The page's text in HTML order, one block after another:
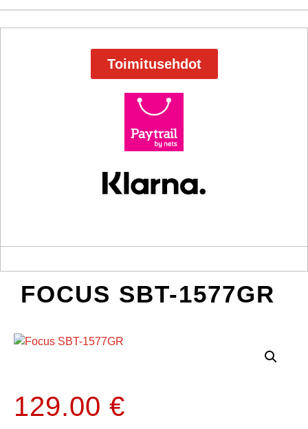
Toimitusehdot
FOCUS SBT-1577GR
129.00 €